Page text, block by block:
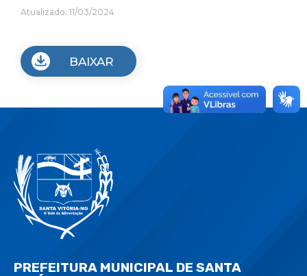
Atualizado: 11/03/2024
BAIXAR
PREFEITURA MUNICIPAL DE SANTA